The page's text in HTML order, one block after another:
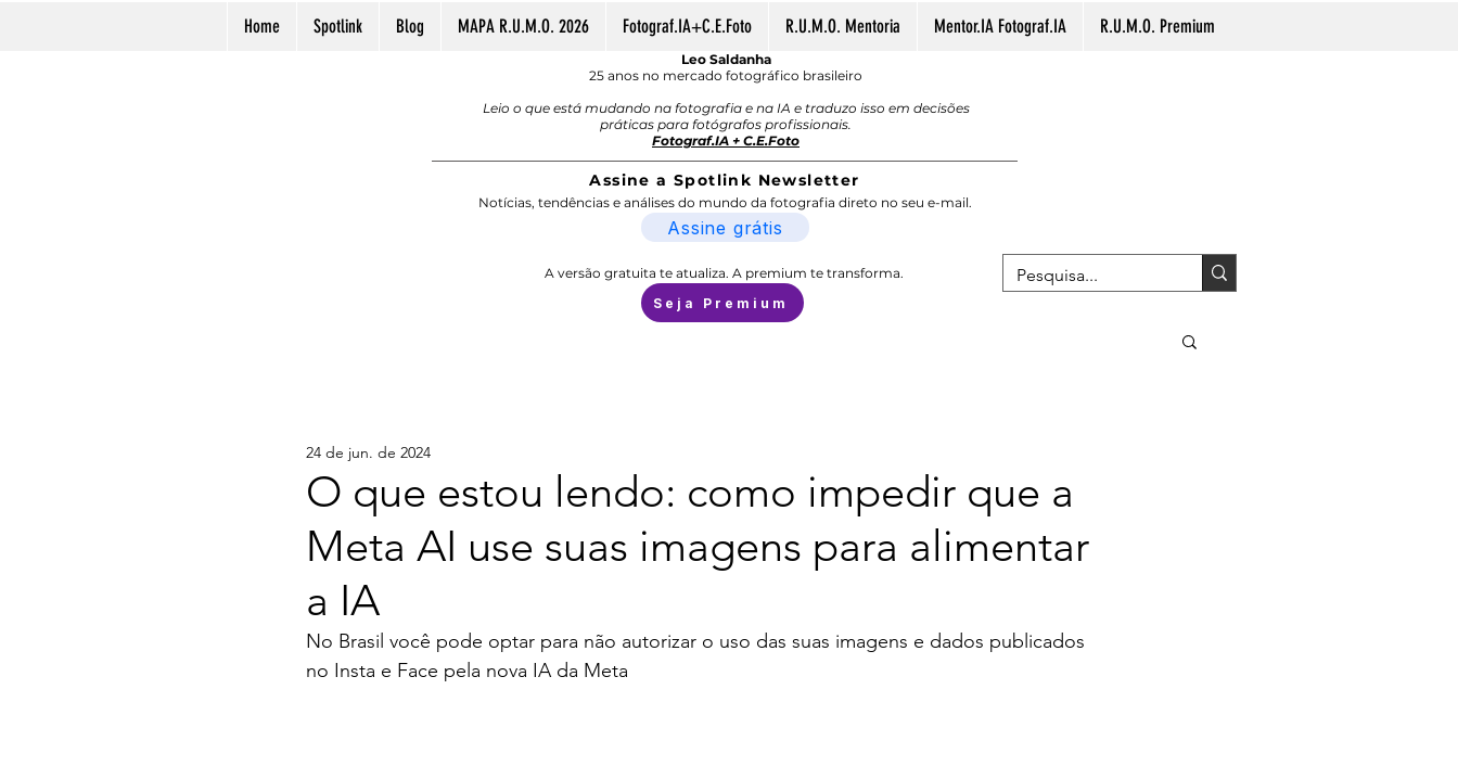
Home Spotlink Blog MAPA R.U.M.O. 2026 Fotograf.IA+C.E.Foto R.U.M.O. Mentoria Mentor.IA Fotograf.IA R.U.M.O. Premium
Leo Saldanha
25 anos no mercado fotográfico brasileiro
Leio o que está mudando na fotografia e na IA e traduzo isso em decisões
práticas para fotógrafos profissionais.
Fotograf.IA + C.E.Foto
Assine a Spotlink Newsletter
Notícias, tendências e análises do mundo da fotografia direto no seu e-mail.
Assine grátis
A versão gratuita te atualiza. A premium te transforma.
Seja Premium
O que estou lendo: como impedir que a
Meta AI use suas imagens para alimentar
a IA
24 de jun. de 2024
No Brasil você pode optar para não autorizar o uso das suas imagens e dados publicados
no Insta e Face pela nova IA da Meta